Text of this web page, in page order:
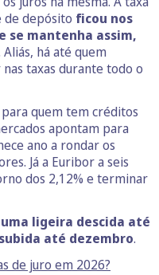
de depósito ficou nos
se mantenha assim,
Aliás, há até quem
taxas durante todo o
quem tem créditos
apontam para
ano a rondar os
Já a Euribor a seis
dos 2,12% e terminar
ligeira descida até
até dezembro.
de juro em 2026?